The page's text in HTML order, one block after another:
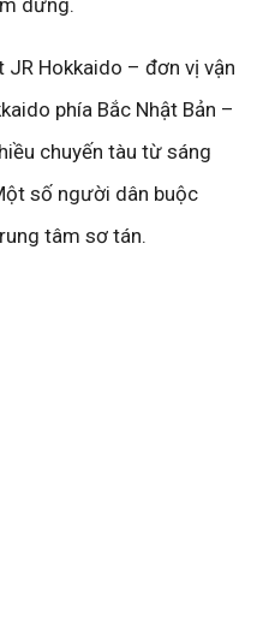
dừng.
Hokkaido – đơn vị vận
phía Bắc Nhật Bản –
chuyến tàu từ sáng
số người dân buộc
tâm sơ tán.